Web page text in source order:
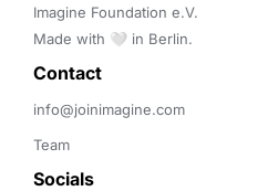
Imagine Foundation e.V.
Made with 🤍 in Berlin.
Contact
info@joinimagine.com
Team
Socials